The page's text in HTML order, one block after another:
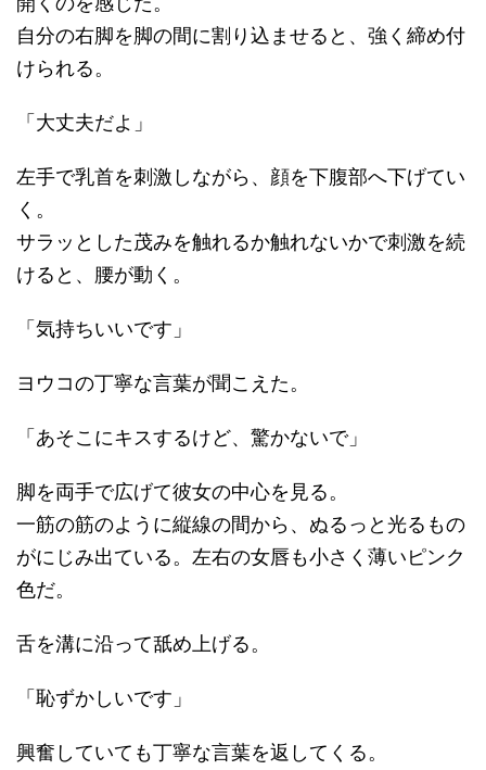
自分の右脚を脚の間に割り込ませると、強く締め付
けられる。
「大丈夫だよ」
左手で乳首を刺激しながら、顔を下腹部へ下げてい
く。
サラッとした茂みを触れるか触れないかで刺激を続
けると、腰が動く。
「気持ちいいです」
ヨウコの丁寧な言葉が聞こえた。
「あそこにキスするけど、驚かないで」
脚を両手で広げて彼女の中心を見る。
一筋の筋のように縦線の間から、ぬるっと光るもの
がにじみ出ている。左右の女唇も小さく薄いピンク
色だ。
舌を溝に沿って舐め上げる。
「恥ずかしいです」
興奮していても丁寧な言葉を返してくる。